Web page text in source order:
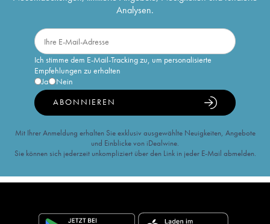
Analysen.
Ich stimme dem E-Mail-Tracking zu, um personalisierte
Empfehlungen zu erhalten
Ja
Nein
ABONNIEREN
Mit Ihrer Anmeldung erhalten Sie exklusiv ausgewählte Neuigkeiten, Angebote
und Einblicke von iDealwine.
Sie können sich jederzeit unkompliziert über den Link in jeder E-Mail abmelden.